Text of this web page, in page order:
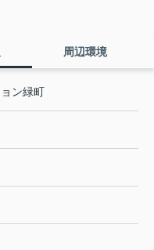
周辺環境
ン緑町